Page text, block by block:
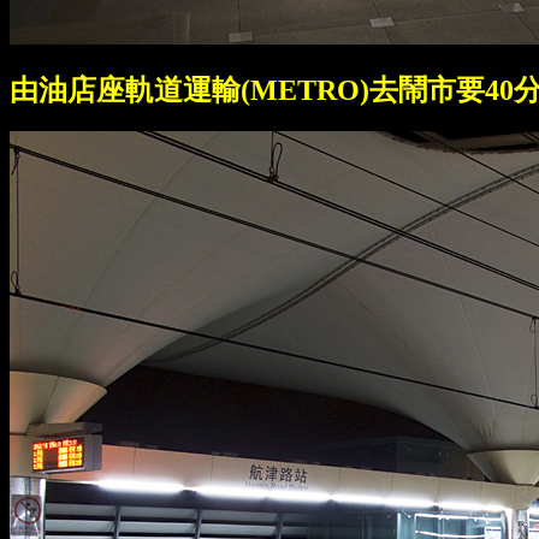
由油店座軌道運輸(METRO)去鬧市要40